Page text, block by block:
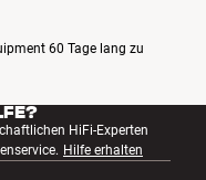
60 Tage lang zu
HiFi-Experten
Hilfe erhalten